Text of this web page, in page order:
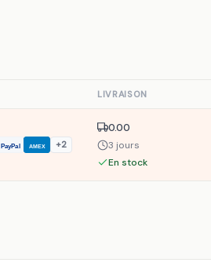
LIVRAISON
PayPal AMEX +2
0.00
3 jours
En stock